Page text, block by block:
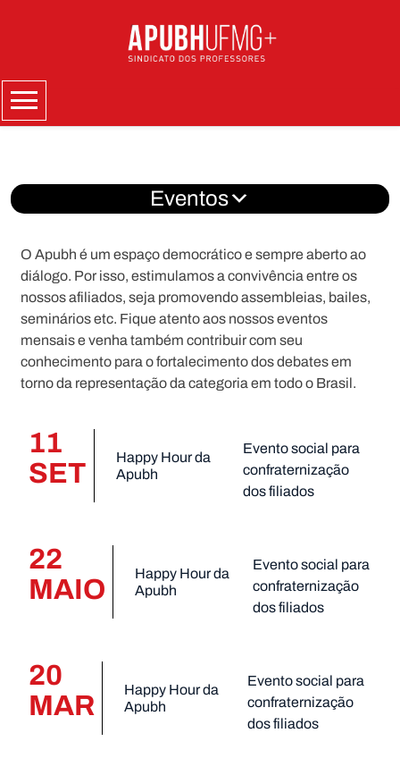
Menu
Eventos
O Apubh é um espaço democrático e sempre aberto ao
diálogo. Por isso, estimulamos a convivência entre os
nossos afiliados, seja promovendo assembleias, bailes,
seminários etc. Fique atento aos nossos eventos
mensais e venha também contribuir com seu
conhecimento para o fortalecimento dos debates em
torno da representação da categoria em todo o Brasil.
11
SET
Happy Hour da
Apubh
Evento social para
confraternização
dos filiados
22
MAIO
Happy Hour da
Apubh
Evento social para
confraternização
dos filiados
20
MAR
Happy Hour da
Apubh
Evento social para
confraternização
dos filiados